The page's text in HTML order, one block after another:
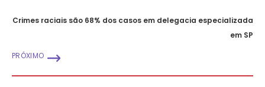
Crimes raciais são 68% dos casos em delegacia especializada
em SP
PRÓXIMO